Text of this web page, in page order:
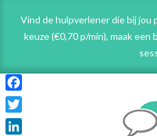
content
Vind de hulpverlener die bij jou
keuze (€0,70 p/min), maak een
Facebook
Twitter